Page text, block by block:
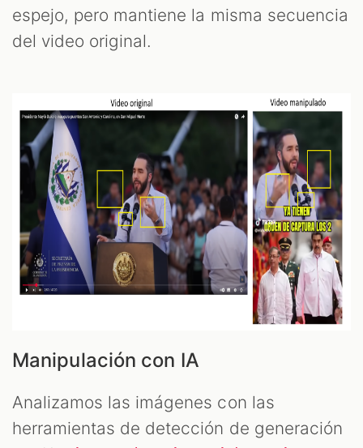
espejo, pero mantiene la misma secuencia
del video original.
Manipulación con IA
Analizamos las imágenes con las
herramientas de detección de generación